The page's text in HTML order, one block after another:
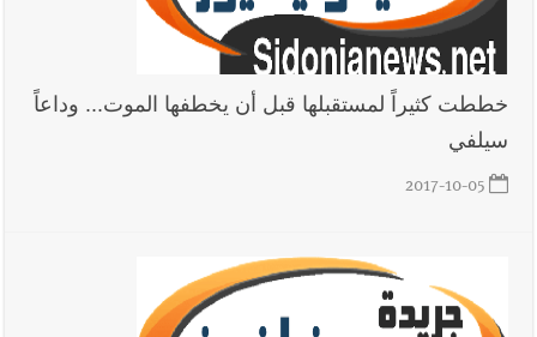
خططت كثيراً لمستقبلها قبل أن يخطفها الموت... وداعاً
سيلفي
2017-10-05